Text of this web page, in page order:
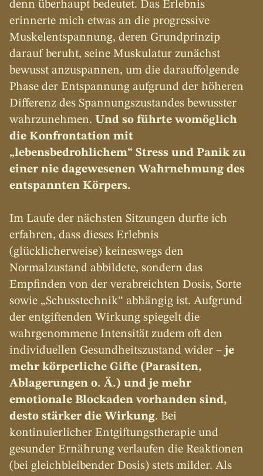
denn überhaupt bedeutet. Das Erlebnis
erinnerte mich etwas an die progressive
Muskelentspannung, deren Grundprinzip
darauf beruht, seine Muskulatur zunächst
bewusst anzuspannen, um die darauffolgende
Phase der Entspannung aufgrund der höheren
Differenz des Spannungszustandes bewusster
wahrzunehmen. Und so führte womöglich
die Konfrontation mit
„lebensbedrohlichem“ Stress und Panik zu
einer nie dagewesenen Wahrnehmung des
entspannten Körpers.
Im Laufe der nächsten Sitzungen durfte ich
erfahren, dass dieses Erlebnis
(glücklicherweise) keineswegs den
Normalzustand abbildete, sondern das
Empfinden von der verabreichten Dosis, Sorte
sowie „Schusstechnik“ abhängig ist. Aufgrund
der entgiftenden Wirkung spiegelt die
wahrgenommene Intensität zudem oft den
individuellen Gesundheitszustand wider – je
mehr körperliche Gifte (Parasiten,
Ablagerungen o. Ä.) und je mehr
emotionale Blockaden vorhanden sind,
desto stärker die Wirkung. Bei
kontinuierlicher Entgiftungstherapie und
gesunder Ernährung verlaufen die Reaktionen
(bei gleichbleibender Dosis) stets milder. Als